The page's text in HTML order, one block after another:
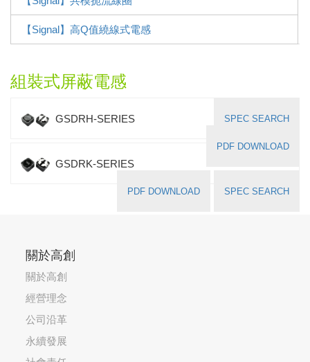
【Signal】高Q值繞線式電感
組裝式屏蔽電感
GSDRH-SERIES SPEC SEARCH
PDF DOWNLOAD
GSDRK-SERIES
SPEC SEARCH
PDF DOWNLOAD
關於高創
關於高創
經營理念
公司沿革
永續發展